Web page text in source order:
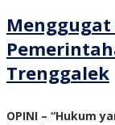
Trenggalek
OPINI – “Hukum